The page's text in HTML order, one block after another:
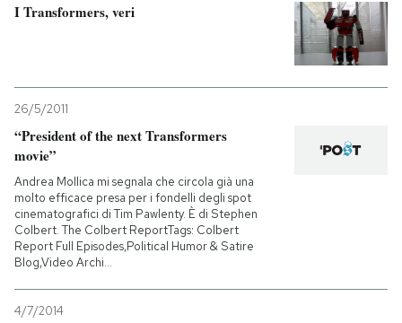
I Transformers, veri
26/5/2011
“President of the next Transformers
movie”
Andrea Mollica mi segnala che circola già una
molto efficace presa per i fondelli degli spot
cinematografici di Tim Pawlenty. È di Stephen
Colbert. The Colbert ReportTags: Colbert
Report Full Episodes,Political Humor & Satire
Blog,Video Archi...
4/7/2014